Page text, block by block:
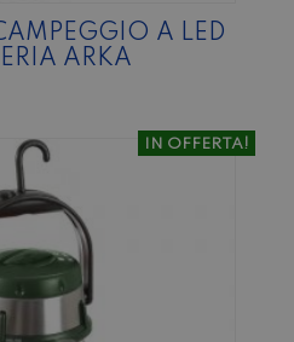
A LED
ARKA
IN OFFERTA!